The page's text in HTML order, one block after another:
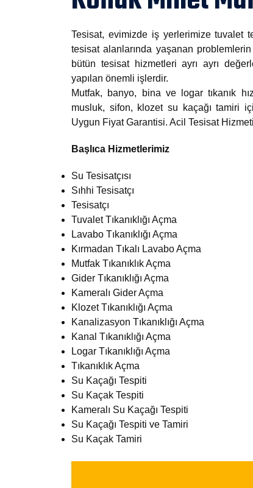
Tesisat, evimizde iş yerlerimize tuvalet
tesisat alanlarında yaşanan
bütün tesisat hizmetleri ayrı ayrı
yapılan önemli işlerdir.
Mutfak, banyo, bina ve logar tıkanık
musluk, sifon, klozet su kaçağı tamiri
Uygun Fiyat Garantisi. Acil Tesisat
Başlıca Hizmetlerimiz
Su Tesisatçısı
Sıhhi Tesisatçı
Tesisatçı
Tuvalet Tıkanıklığı Açma
Lavabo Tıkanıklığı Açma
Kırmadan Tıkalı Lavabo Açma
Mutfak Tıkanıklık Açma
Gider Tıkanıklığı Açma
Kameralı Gider Açma
Klozet Tıkanıklığı Açma
Kanalizasyon Tıkanıklığı Açma
Kanal Tıkanıklığı Açma
Logar Tıkanıklığı Açma
Tıkanıklık Açma
Su Kaçağı Tespiti
Su Kaçak Tespiti
Kameralı Su Kaçağı Tespiti
Su Kaçağı Tespiti ve Tamiri
Su Kaçak Tamiri